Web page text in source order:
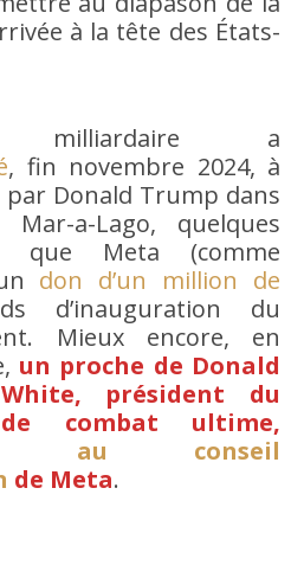
à la tête des États-
milliardaire a
, fin novembre 2024, à
Donald Trump dans
a-Lago, quelques
que Meta (comme
don d’un million de
d’inauguration du
Mieux encore, en
un proche de Donald
président du
de combat ultime,
conseil
de Meta.